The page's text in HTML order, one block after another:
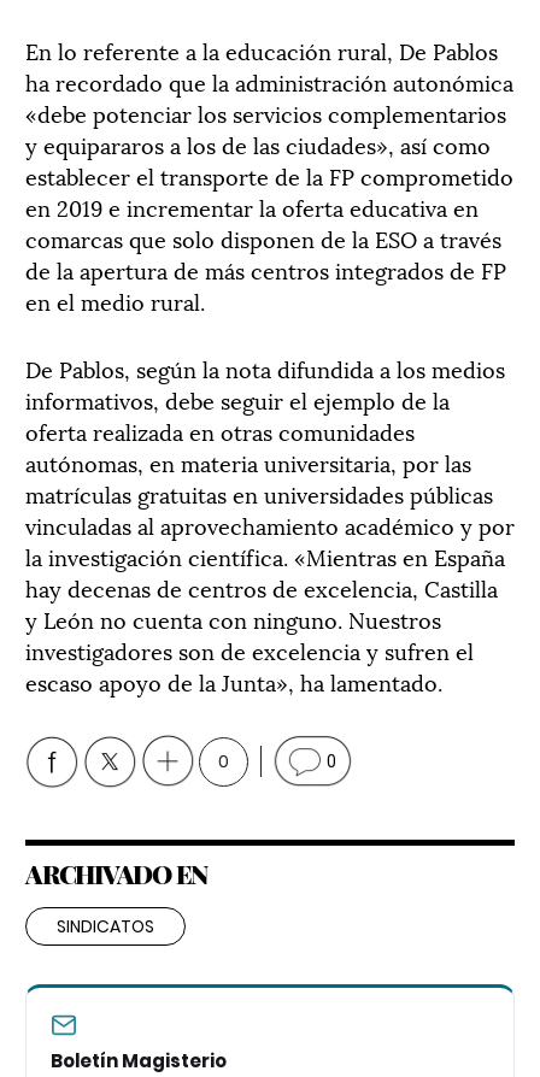
En lo referente a la educación rural, De Pablos
ha recordado que la administración autonómica
«debe potenciar los servicios complementarios
y equipararos a los de las ciudades», así como
establecer el transporte de la FP comprometido
en 2019 e incrementar la oferta educativa en
comarcas que solo disponen de la ESO a través
de la apertura de más centros integrados de FP
en el medio rural.
De Pablos, según la nota difundida a los medios
informativos, debe seguir el ejemplo de la
oferta realizada en otras comunidades
autónomas, en materia universitaria, por las
matrículas gratuitas en universidades públicas
vinculadas al aprovechamiento académico y por
la investigación científica. «Mientras en España
hay decenas de centros de excelencia, Castilla
y León no cuenta con ninguno. Nuestros
investigadores son de excelencia y sufren el
escaso apoyo de la Junta», ha lamentado.
0 0
ARCHIVADO EN
SINDICATOS
Boletín Magisterio